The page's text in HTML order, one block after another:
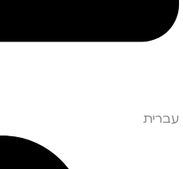
עברית